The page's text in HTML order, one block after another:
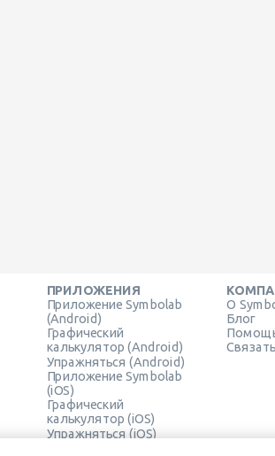
ПРИЛОЖЕНИЯ
Приложение Symbolab
(Android)
Графический
калькулятор (Android)
Упражняться (Android)
Приложение Symbolab
(iOS)
Графический
калькулятор (iOS)
Упражняться (iOS)
О
Блог